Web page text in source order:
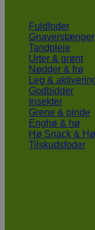
Fuldfoder
Gnaverstænger
Tandpleje
Urter & grønt
Nødder & frø
Leg &
Godbidder
Insekter
Grene & pinde
Enghø & hø
Hø Snack &
Tilskudsfoder